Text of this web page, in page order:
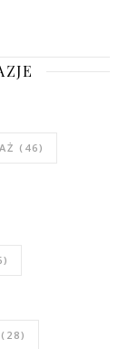
(46)
(28)